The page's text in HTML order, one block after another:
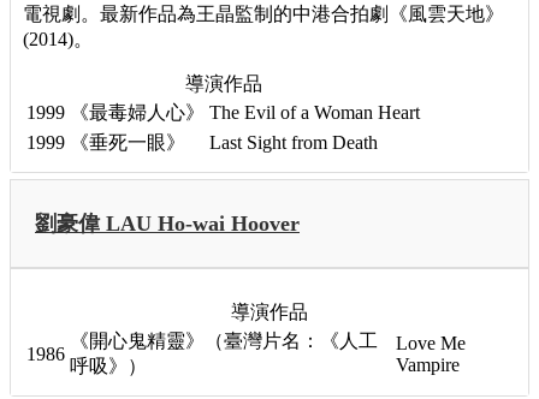
電視劇。最新作品為王晶監制的中港合拍劇《風雲天地》
(2014)。
導演作品
1999
《最毒婦人心》
The Evil of a Woman Heart
1999
《垂死一眼》 Last Sight from Death
劉豪偉 LAU Ho-wai Hoover
導演作品
1986
《開心鬼精靈》（臺灣片名：《人工
呼吸》）
Love Me
Vampire